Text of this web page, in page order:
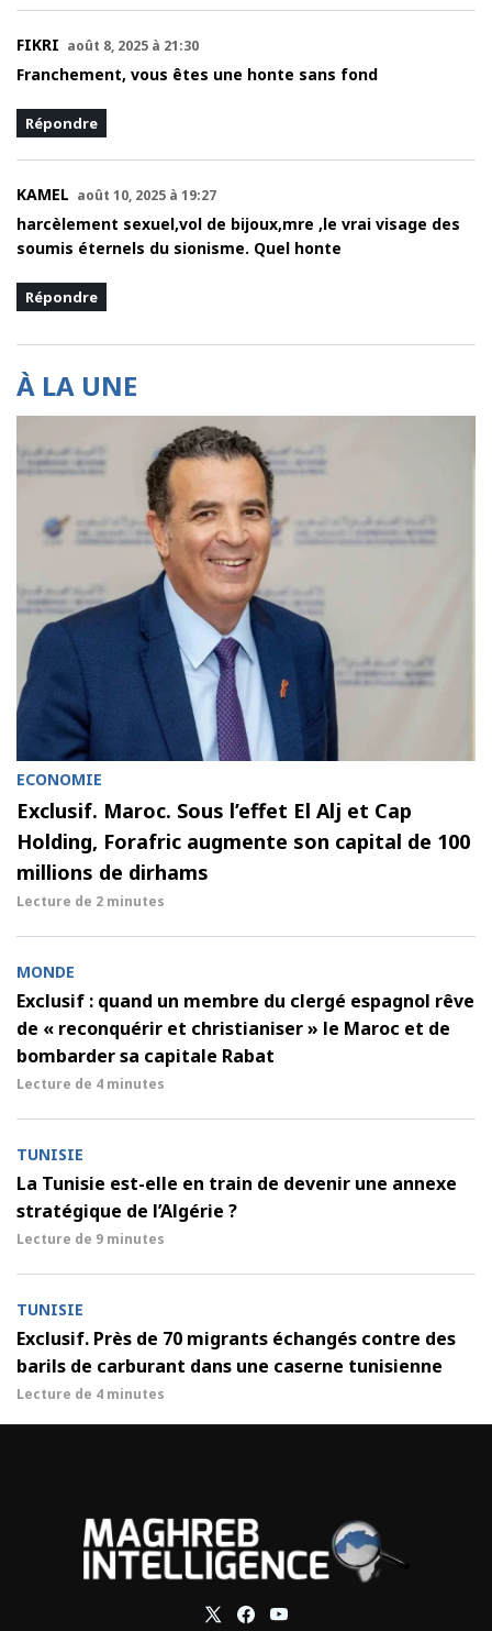
FIKRI août 8, 2025 à 21:30
Franchement, vous êtes une honte sans fond
Répondre
KAMEL août 10, 2025 à 19:27
harcèlement sexuel,vol de bijoux,mre ,le vrai visage des
soumis éternels du sionisme. Quel honte
Répondre
À LA UNE
ECONOMIE
Exclusif. Maroc. Sous l’effet El Alj et Cap
Holding, Forafric augmente son capital de 100
millions de dirhams
Lecture de 2 minutes
MONDE
Exclusif : quand un membre du clergé espagnol rêve
de « reconquérir et christianiser » le Maroc et de
bombarder sa capitale Rabat
Lecture de 4 minutes
TUNISIE
La Tunisie est-elle en train de devenir une annexe
stratégique de l’Algérie ?
Lecture de 9 minutes
TUNISIE
Exclusif. Près de 70 migrants échangés contre des
barils de carburant dans une caserne tunisienne
Lecture de 4 minutes